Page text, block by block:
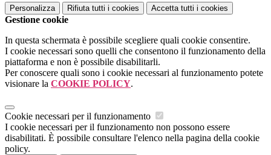
Personalizza Rifiuta tutti i cookies Accetta tutti i cookies
Gestione cookie
In questa schermata è possibile scegliere quali cookie consentire.
I cookie necessari sono quelli che consentono il funzionamento della
piattaforma e non è possibile disabilitarli.
Per conoscere quali sono i cookie necessari al funzionamento potete
visionare la COOKIE POLICY.
Cookie necessari per il funzionamento
I cookie necessari per il funzionamento non possono essere
disabilitati. È possibile consultare l'elenco nella pagina della cookie
policy.